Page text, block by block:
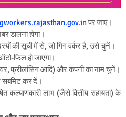
nपर जाएं।
डालना होगा।
की सूची में से, जो गिग वर्कर है, उसे चुनें।
फिल हो जाएगा।
फ्रीलांसिंग आदि) और कंपनी का नाम चुनें।
सबमिट कर दें।
कल्याणकारी लाभ (जैसे वित्तीय सहायता) के